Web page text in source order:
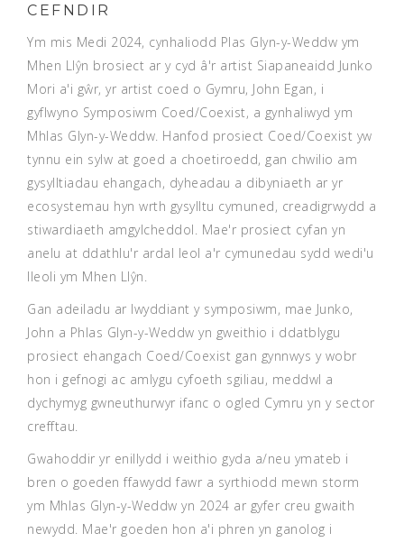
CEFNDIR
Ym mis Medi 2024, cynhaliodd Plas Glyn-y-Weddw ym
Mhen Llŷn brosiect ar y cyd â'r artist Siapaneaidd Junko
Mori a'i gŵr, yr artist coed o Gymru, John Egan, i
gyflwyno Symposiwm Coed/Coexist, a gynhaliwyd ym
Mhlas Glyn-y-Weddw. Hanfod prosiect Coed/Coexist yw
tynnu ein sylw at goed a choetiroedd, gan chwilio am
gysylltiadau ehangach, dyheadau a dibyniaeth ar yr
ecosystemau hyn wrth gysylltu cymuned, creadigrwydd a
stiwardiaeth amgylcheddol. Mae'r prosiect cyfan yn
anelu at ddathlu'r ardal leol a'r cymunedau sydd wedi'u
lleoli ym Mhen Llŷn.
Gan adeiladu ar lwyddiant y symposiwm, mae Junko,
John a Phlas Glyn-y-Weddw yn gweithio i ddatblygu
prosiect ehangach Coed/Coexist gan gynnwys y wobr
hon i gefnogi ac amlygu cyfoeth sgiliau, meddwl a
dychymyg gwneuthurwyr ifanc o ogled Cymru yn y sector
crefftau.
Gwahoddir yr enillydd i weithio gyda a/neu ymateb i
bren o goeden ffawydd fawr a syrthiodd mewn storm
ym Mhlas Glyn-y-Weddw yn 2024 ar gyfer creu gwaith
newydd. Mae'r goeden hon a'i phren yn ganolog i